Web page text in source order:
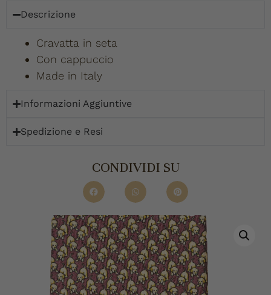
Descrizione
Cravatta in seta
Con cappuccio
Made in Italy
Informazioni Aggiuntive
Spedizione e Resi
CONDIVIDI SU